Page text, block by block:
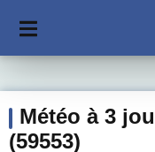
Météo à 3
(59553)